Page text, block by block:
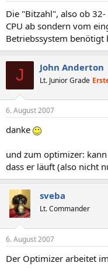
Die "Bitzahl", also ob
CPU ab sondern vom
Betriebssystem benötigt
J John Anderton
Lt. Junior Grade
6. August 2007
danke
und zum optimizer:
dass er läuft (also nicht
sveba
Lt. Commander
6. August 2007
Der Optimizer arbeitet